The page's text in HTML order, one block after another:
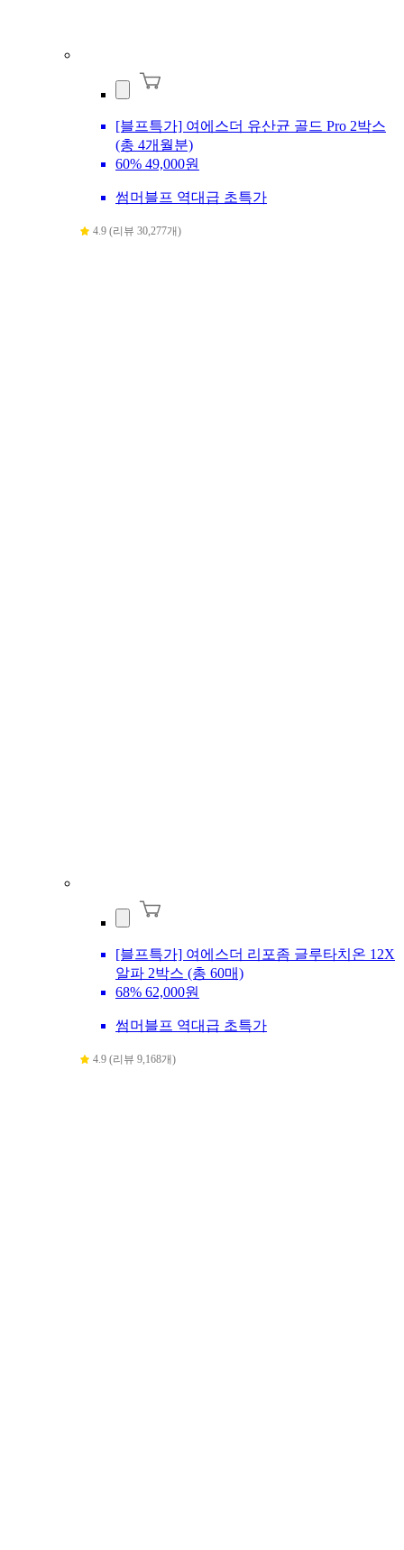
[블프특가] 여에스더 유산균 골드 Pro 2박스
(총 4개월분)
60% 49,000원
썸머블프 역대급 초특가
4.9 (리뷰 30,277개)
[블프특가] 여에스더 리포좀 글루타치온 12X
알파 2박스 (총 60매)
68% 62,000원
썸머블프 역대급 초특가
4.9 (리뷰 9,168개)